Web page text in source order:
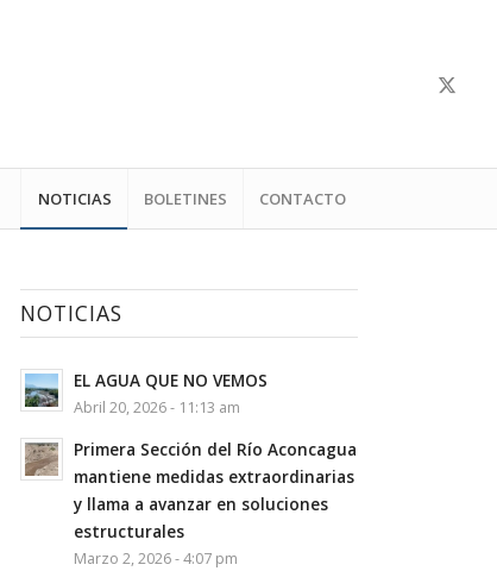
NOTICIAS BOLETINES CONTACTO
NOTICIAS
EL AGUA QUE NO VEMOS
Abril 20, 2026 - 11:13 am
Primera Sección del Río Aconcagua
mantiene medidas extraordinarias
y llama a avanzar en soluciones
estructurales
Marzo 2, 2026 - 4:07 pm